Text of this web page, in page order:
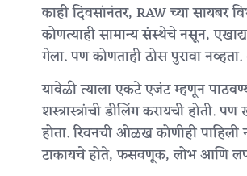
काही दिवसांनंतर, RAW च्या सायबर
कोणत्याही सामान्य संस्थेचे नसून,
गेला. पण कोणताही ठोस पुरावा
यावेळी त्याला एकटे एजंट म्हणून
शस्त्रास्त्रांची डीलिंग करायची होती.
होता. रिवनची ओळख कोणीही
टाकायचे होते, फसवणूक, लोभ आणि